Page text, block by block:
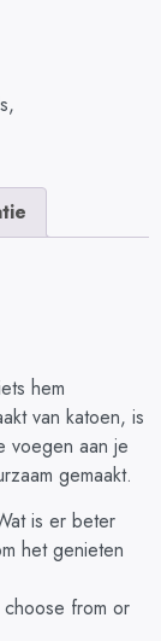
,
hem
van katoen, is
voegen aan je
gemaakt.
is er beter
het genieten
from or